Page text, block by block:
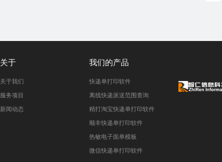
关于
关于我们
服务项目
新闻动态
我们的产品
快递单打印软件
离线快递派送范围查询
精打淘宝快递单打印软件
顺丰快递单打印软件
热敏电子面单模板
微信快递单打印软件